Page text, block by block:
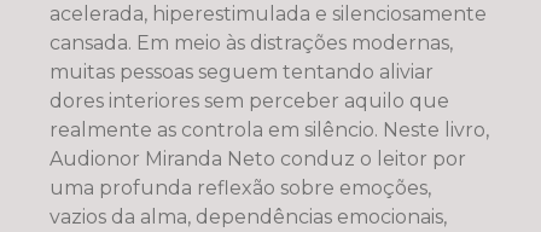
acelerada, hiperestimulada e silenciosamente
cansada. Em meio às distrações modernas,
muitas pessoas seguem tentando aliviar
dores interiores sem perceber aquilo que
realmente as controla em silêncio. Neste livro,
Audionor Miranda Neto conduz o leitor por
uma profunda reflexão sobre emoções,
vazios da alma, dependências emocionais,